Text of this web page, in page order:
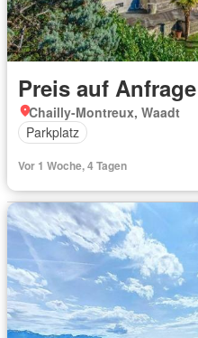
Preis auf Anfrage
Chailly-Montreux, Waadt
Parkplatz
Vor 1 Woche, 4 Tagen